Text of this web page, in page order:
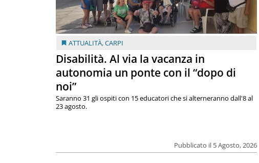
ATTUALITÀ,CARPI
Disabilità. Al via la vacanza in
autonomia un ponte con il “dopo di
noi”
Pubblicato il 5 Agosto, 2026
Saranno 31 gli ospiti con 15 educatori che si alterneranno dall'8 al
23 agosto.